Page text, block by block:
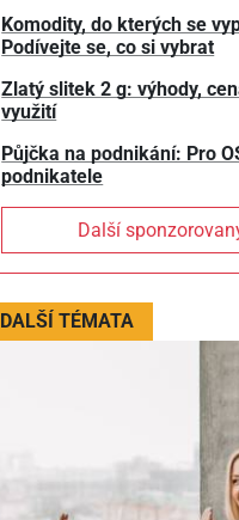
Komodity, do kterých se
Podívejte se, co si vybrat
Zlatý slitek 2 g: výhody,
využití
Půjčka na podnikání: Pro
podnikatele
Další
DALŠÍ TÉMATA